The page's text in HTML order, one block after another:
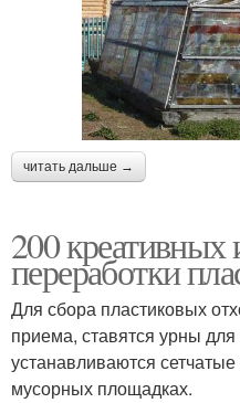
читать дальше →
200 креативных
переработки
Для сбора пластиковых
приема, ставятся урны
устанавливаются
мусорных площадках.